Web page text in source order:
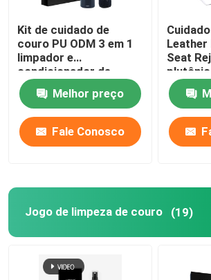
Kit de cuidado de
couro PU ODM 3 em 1
limpador e
condicionador de
móveis de couro
ecológicoMelhor preço
Fale Conosco
Leather
Seat
bolsas
Jogo de limpeza de couro (19)